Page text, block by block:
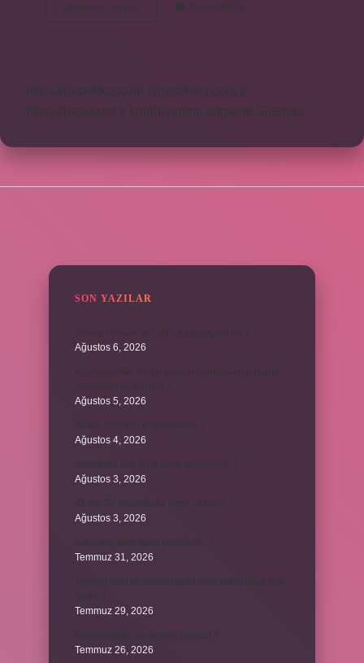
Devamını okuyun
İHtiyaçtan
Fazla
Yorum Bırak
https://bebekkia.com
https://beis.com.tr
https://basi.com.tr
knight online nttgame Sitemap
SON YAZILAR
Ağustos 6, 2026
Ağustos 5, 2026
Ağustos 4, 2026
Ağustos 3, 2026
Ağustos 3, 2026
Temmuz 31, 2026
Temmuz 29, 2026
Temmuz 26, 2026